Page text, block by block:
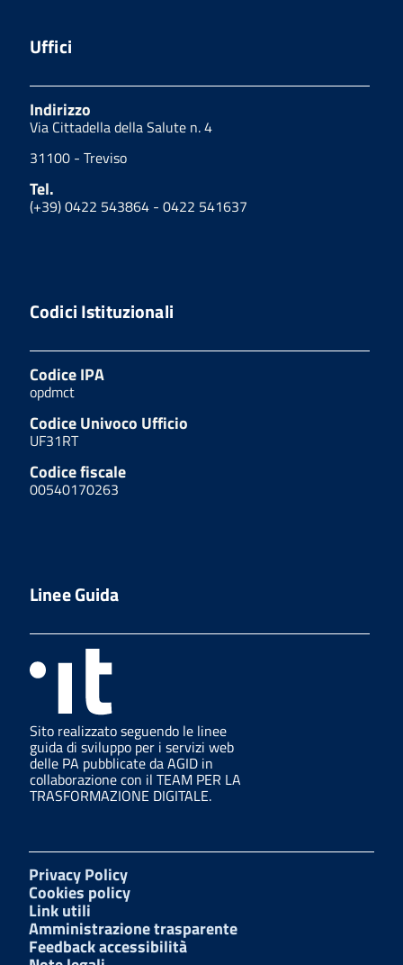
Uffici
Indirizzo
Via Cittadella della Salute n. 4
31100 - Treviso
Tel.
(+39) 0422 543864 - 0422 541637
Codici Istituzionali
Codice IPA
opdmct
Codice Univoco Ufficio
UF31RT
Codice fiscale
00540170263
Linee Guida
Sito realizzato seguendo le linee
guida di sviluppo per i servizi web
delle PA pubblicate da AGID in
collaborazione con il TEAM PER LA
TRASFORMAZIONE DIGITALE.
Privacy Policy
Cookies policy
Link utili
Amministrazione trasparente
Feedback accessibilità